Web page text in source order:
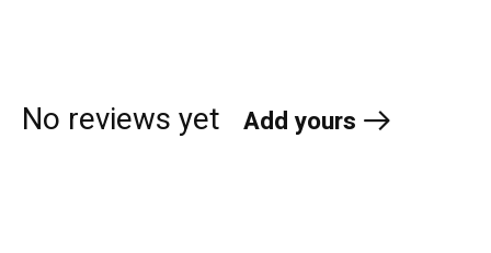
No reviews yet Add yours